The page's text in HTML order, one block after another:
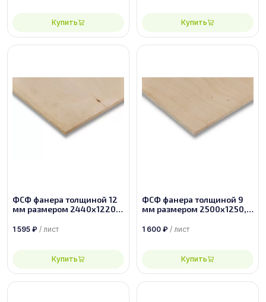
Купить Купить
ФСФ фанера толщиной 12
мм размером 2440х1220,
1 595 ₽ / лист
Купить
ФСФ фанера толщиной 9
мм размером 2500х1250,
1 600 ₽ / лист
Купить